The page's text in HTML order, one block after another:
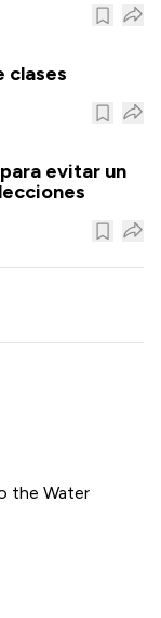
clases
para evitar un
the Water